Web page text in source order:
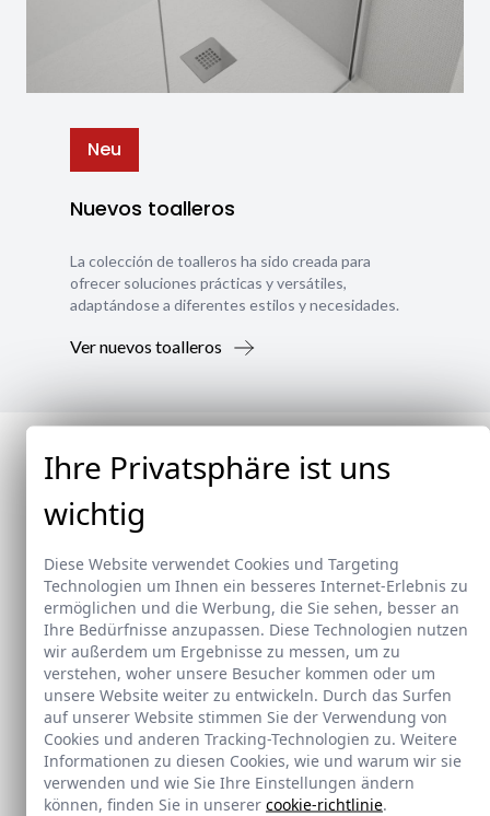
Neu
Nuevos toalleros
La colección de toalleros ha sido creada para
ofrecer soluciones prácticas y versátiles,
adaptándose a diferentes estilos y necesidades.
Ver nuevos toalleros
Neu
Ihre Privatsphäre ist uns
wichtig
Diese Website verwendet Cookies und Targeting
Technologien um Ihnen ein besseres Internet-Erlebnis zu
ermöglichen und die Werbung, die Sie sehen, besser an
Ihre Bedürfnisse anzupassen. Diese Technologien nutzen
wir außerdem um Ergebnisse zu messen, um zu
verstehen, woher unsere Besucher kommen oder um
unsere Website weiter zu entwickeln. Durch das Surfen
auf unserer Website stimmen Sie der Verwendung von
Cookies und anderen Tracking-Technologien zu. Weitere
Informationen zu diesen Cookies, wie und warum wir sie
verwenden und wie Sie Ihre Einstellungen ändern
können, finden Sie in unserer cookie-richtlinie.